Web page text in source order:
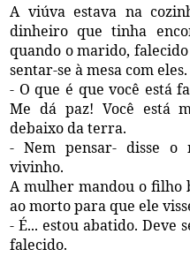
A viúva estava na
dinheiro que tinha
quando o marido,
sentar-se à mesa com
- O que é que você está
Me dá paz! Você está
debaixo da terra.
- Nem pensar- disse o
vivinho.
A mulher mandou o filho
ao morto para que ele
- É... estou abatido. Deve
falecido.